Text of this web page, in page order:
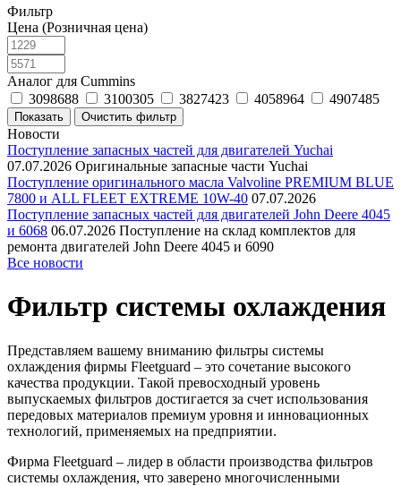
Фильтр
Цена (Розничная цена)
Аналог для Cummins
3098688
3100305 3827423 4058964 4907485
Новости
Поступление запасных частей для двигателей Yuchai
07.07.2026 Оригинальные запасные части Yuchai
Поступление оригинального масла Valvoline PREMIUM BLUE
7800 и ALL FLEET EXTREME 10W-40 07.07.2026
Поступление запасных частей для двигателей John Deere 4045
и 6068 06.07.2026 Поступление на склад комплектов для
ремонта двигателей John Deere 4045 и 6090
Все новости
Фильтр системы охлаждения
Представляем вашему вниманию фильтры системы
охлаждения фирмы Fleetguard – это сочетание высокого
качества продукции. Такой превосходный уровень
выпускаемых фильтров достигается за счет использования
передовых материалов премиум уровня и инновационных
технологий, применяемых на предприятии.
Фирма Fleetguard – лидер в области производства фильтров
системы охлаждения, что заверено многочисленными